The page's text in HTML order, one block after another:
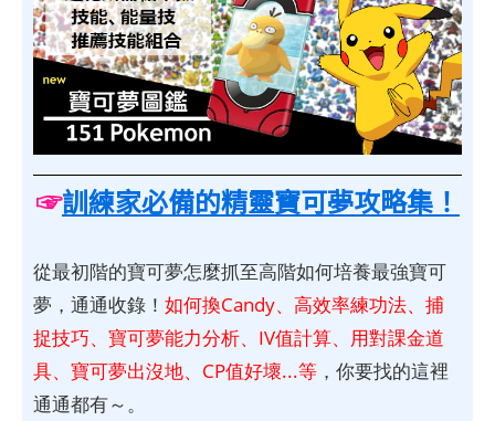
☞訓練家必備的精靈寶可夢攻略集！
從最初階的寶可夢怎麼抓至高階如何培養最強寶可
夢，通通收錄！ 如何換Candy、高效率練功法、捕
捉技巧、寶可夢能力分析、IV值計算、用對課金道
具、寶可夢出沒地、CP值好壞...等 ，你要找的這裡
通通都有～。